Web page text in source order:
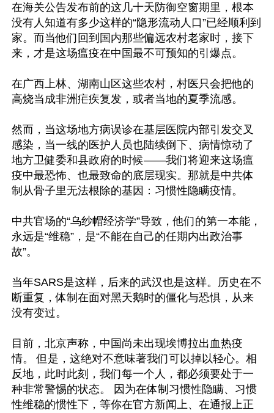
在海关公告发布前的这几十天防御空窗期里，根本
没有人知道有多少这样的“隐形流动人口”已经顺利到
家。而当他们回到国内那些偏远农村老家时，接下
来，才是这场瘟疫在中国最不可预知的引爆点。
在广西上林、湖南山区这些农村，村医只会把他的
高烧当成非洲疟疾复发，或者当地的夏季流感。
然而，当这场地方病误诊在基层医院内部引发交叉
感染，当一线的医护人员也陆续倒下、病情惊动了
地方卫健委和县政府的时候——我们将迎来这场瘟
疫中最恐怖、也最致命的底层现实。那就是中共体
制从骨子里无法根除的基因：习惯性隐瞒疫情。
中共官场的“乌纱帽经济学”导致，他们的第一本能，
永远是“维稳”，是“不能在自己的任期内出政治事
故”。
当年SARS是这样，后来的武汉也是这样。历史在不
断重复，体制在面对黑天鹅时的僵化与恐惧，从来
没有变过。
目前，北京声称，中国尚未出现埃博拉出血热疫
情。 但是，这绝对不意味著我们可以掉以轻心。相
反地，此时此刻，我们每一个人，都必须要处于一
种非常警惕的状态。 因为在体制习惯性隐瞒、习惯
性维稳的惯性下，等你在官方新闻上、在通报上正